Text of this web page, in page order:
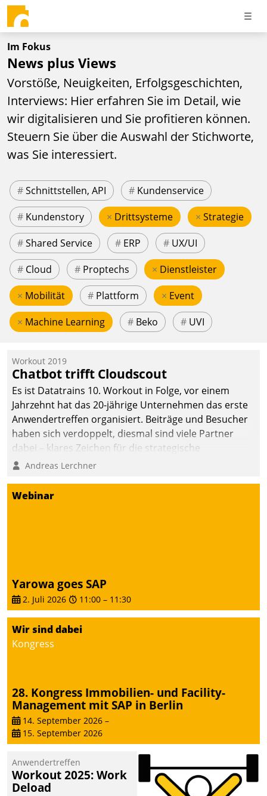
Im Fokus
News plus Views
Vorstöße, Neuigkeiten, Erfolgsgeschichten,
Interviews: Hier erfahren Sie im Detail, wie
wir digitalisieren und Sie profitieren können.
Steuern Sie über die Auswahl der Stichworte,
was Sie interessiert.
#Schnittstellen, API # Kundenservice
# Kundenstory × Drittsysteme × Strategie
#Shared Service # ERP # UX/UI
# Cloud # Proptechs × Dienstleister
× Mobilität # Plattform × Event
× Machine Learning # Beko # UVI
Workout 2019
Chatbot trifft Cloudscout
Es ist Datatrains 10. Workout in Folge, vor einem
Jahrzehnt hat das 20-jährige Unternehmen das erste
Anwendertreffen organisiert. Beiträge und Besucher
haben sich verdoppelt, diesmal sind viele Partner
dabei – klares Zeichen für die strategische
Fokussierung auf den Kunden.
Andreas Lerchner
Webinar
Yarowa goes SAP
2. Juli 2026 11:00 – 11:30
Wir sind dabei
Kongress
28. Kongress Immobilien- und Facility-
Management mit SAP in Berlin
14. September 2026 –
15. September 2026
Anwendertreffen
Workout 2025: Work
Deload